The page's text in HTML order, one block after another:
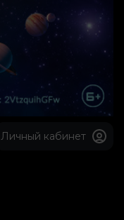
Личный кабинет